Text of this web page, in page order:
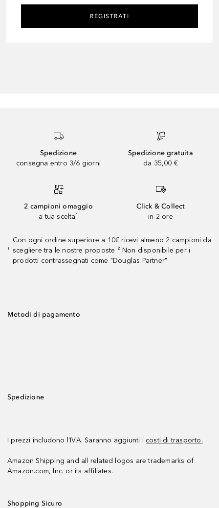
REGISTRATI
Spedizione
consegna entro 3/6 giorni
Spedizione gratuita
da 35,00 €
2 campioni omaggio
a tua scelta¹
Click & Collect
in 2 ore
¹
Con ogni ordine superiore a 10€ ricevi almeno 2 campioni da
scegliere tra le nostre proposte ² Non disponibile per i
prodotti contrassegnati come "Douglas Partner"
Metodi di pagamento
Spedizione
I prezzi includono l’IVA. Saranno aggiunti i costi di trasporto.
Amazon Shipping and all related logos are trademarks of
Amazon.com, Inc. or its affiliates.
Shopping Sicuro